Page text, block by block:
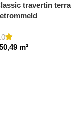
travertin
m²